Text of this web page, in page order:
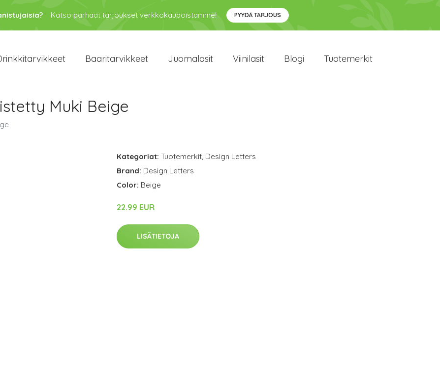
Katso parhaat tarjoukset verkkokaupoistamme! PYYDÄ TARJOUS
Baaritarvikkeet Juomalasit Viinilasit Blogi Tuotemerkit
Muki Beige
Kategoriat: Tuotemerkit, Design Letters
Brand: Design Letters
Color: Beige
22.99 EUR
LISÄTIETOJA